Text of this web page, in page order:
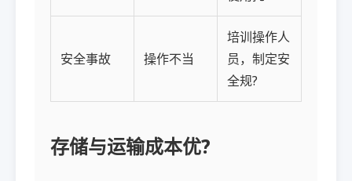
安全事故 操作不当
培训操作人
员，制定安
全规?
存储与运输成本优?